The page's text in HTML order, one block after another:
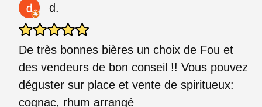
d.
De très bonnes bières un choix de Fou et
des vendeurs de bon conseil !! Vous pouvez
déguster sur place et vente de spiritueux:
cognac, rhum arrangé